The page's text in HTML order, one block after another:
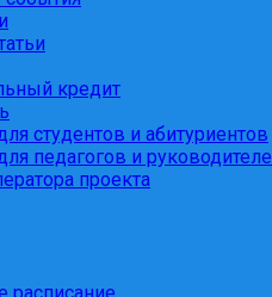
кредит
студентов и абитуриентов
педагогов и
проекта